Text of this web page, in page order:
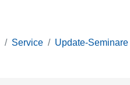
Service Update-Seminare